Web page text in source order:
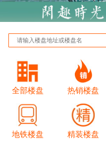
全部楼盘 热销楼盘
地铁楼盘 精装楼盘